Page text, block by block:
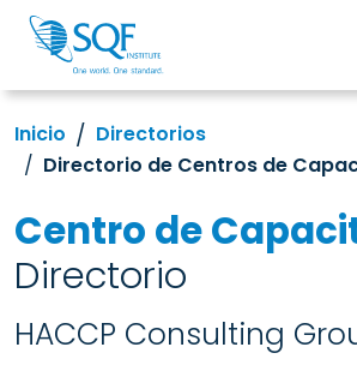
Inicio
Directorios
Directorio de Centros de
Centro de
Directorio
HACCP Consulting